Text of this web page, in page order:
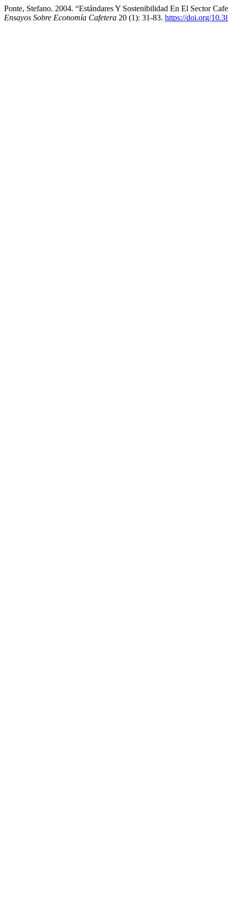
Ponte, Stefano. 2004. “Estándares Y Sostenibilidad En El
Ensayos Sobre Economía Cafetera 20 (1): 31-83. https://doi.org/